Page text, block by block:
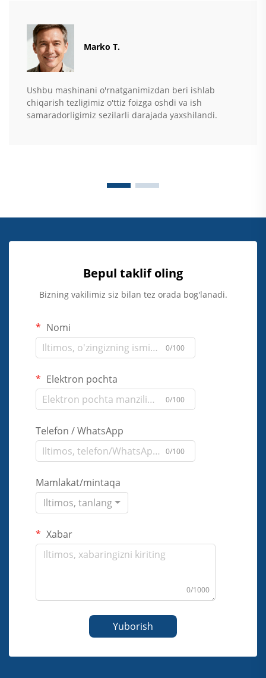
Marko T.
Ushbu mashinani o'rnatganimizdan beri ishlab
chiqarish tezligimiz o'ttiz foizga oshdi va ish
samaradorligimiz sezilarli darajada yaxshilandi.
Bepul taklif oling
Bizning vakilimiz siz bilan tez orada bog'lanadi.
Nomi
0/100
Elektron pochta
0/100
Telefon / WhatsApp
0/100
Mamlakat/mintaqa
Iltimos, tanlang
Xabar
0/1000
Yuborish